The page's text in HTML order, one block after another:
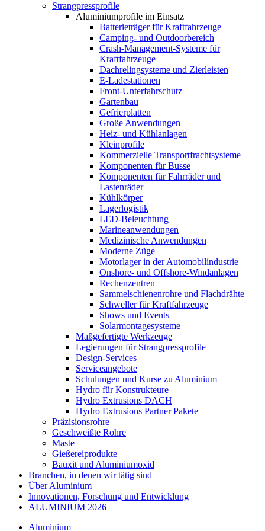
Strangpressprofile
Aluminiumprofile im Einsatz
Batterieträger für Kraftfahrzeuge
Camping- und Outdoorbereich
Crash-Management-Systeme für
Kraftfahrzeuge
Dachrelingsysteme und Zierleisten
E-Ladestationen
Front-Unterfahrschutz
Gartenbau
Gefrierplatten
Große Anwendungen
Heiz- und Kühlanlagen
Kleinprofile
Kommerzielle Transportfrachtsysteme
Komponenten für Busse
Komponenten für Fahrräder und
Lastenräder
Kühlkörper
Lagerlogistik
LED-Beleuchtung
Marineanwendungen
Medizinische Anwendungen
Moderne Züge
Motorlager in der Automobilindustrie
Onshore- und Offshore-Windanlagen
Rechenzentren
Sammelschienenrohre und Flachdrähte
Schweller für Kraftfahrzeuge
Shows und Events
Solarmontagesysteme
Maßgefertigte Werkzeuge
Legierungen für Strangpressprofile
Design-Services
Serviceangebote
Schulungen und Kurse zu Aluminium
Hydro für Konstrukteure
Hydro Extrusions DACH
Hydro Extrusions Partner Pakete
Präzisionsrohre
Geschweißte Rohre
Maste
Gießereiprodukte
Bauxit und Aluminiumoxid
Branchen, in denen wir tätig sind
Über Aluminium
Innovationen, Forschung und Entwicklung
ALUMINIUM 2026
Aluminium